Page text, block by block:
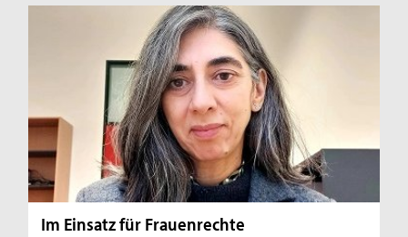
Im Einsatz für Frauenrechte